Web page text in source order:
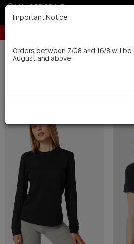
MALOPRODAJE
Besplatna dostava za porudžbine preko
Dostava u roku od 10
SORTIRATI
Important Notice
Orders between 7/08 and 16/8 will
August and above